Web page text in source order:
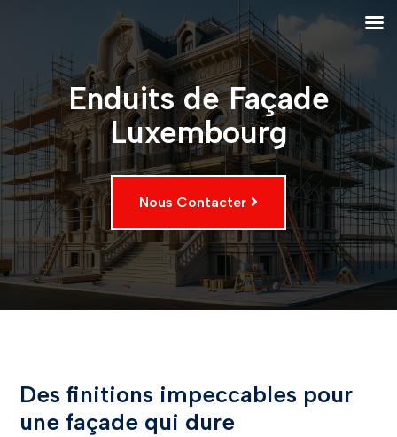
Enduits de Façade
Luxembourg
Nous Contacter
Des finitions impeccables pour
une façade qui dure